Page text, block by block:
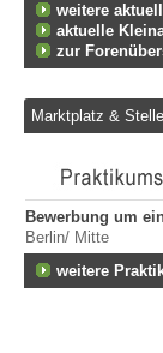
weitere
aktuelle
zur
Marktplatz &
Bewerbung um
Berlin/ Mitte
weitere